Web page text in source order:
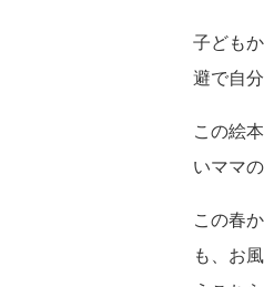
子ども
避で自
この絵
いママ
この春
も、お